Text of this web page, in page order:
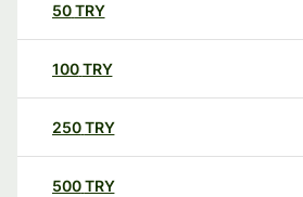
50TRY
100TRY
250TRY
500TRY